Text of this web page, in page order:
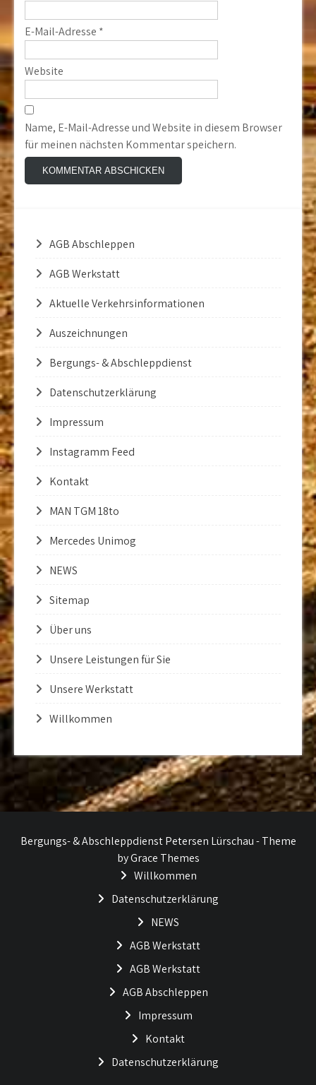
E-Mail-Adresse *
Website
Name, E-Mail-Adresse und Website in diesem Browser
für meinen nächsten Kommentar speichern.
AGB Abschleppen
AGB Werkstatt
Aktuelle Verkehrsinformationen
Auszeichnungen
Bergungs- & Abschleppdienst
Datenschutzerklärung
Impressum
Instagramm Feed
Kontakt
MAN TGM 18to
Mercedes Unimog
NEWS
Sitemap
Über uns
Unsere Leistungen für Sie
Unsere Werkstatt
Willkommen
Bergungs- & Abschleppdienst Petersen Lürschau - Theme
by Grace Themes
Willkommen
Datenschutzerklärung
NEWS
AGB Werkstatt
AGB Werkstatt
AGB Abschleppen
Impressum
Kontakt
Datenschutzerklärung